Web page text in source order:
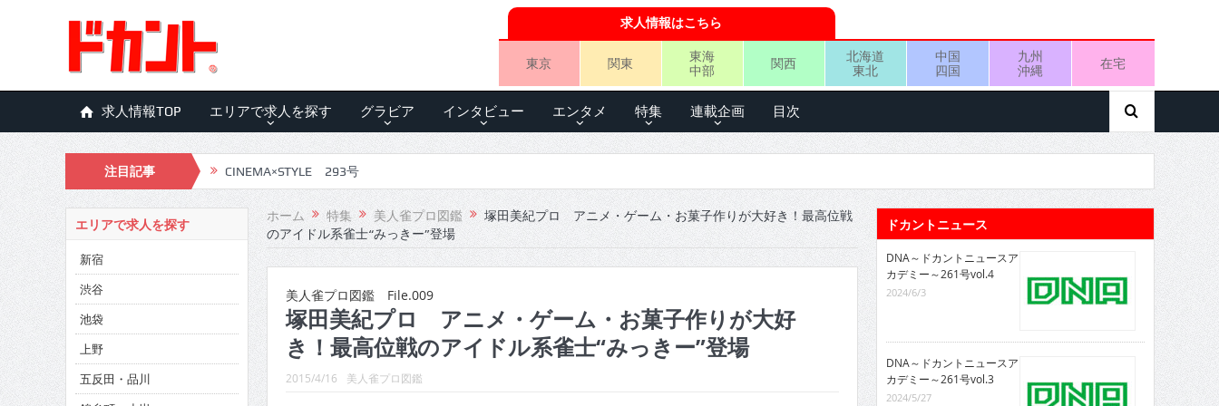
求人情報はこちら
東京 関東
東海
中部
関西
北海道
東北
中国
四国
九州
沖縄
在宅
求人情報TOP エリアで求人を探す グラビア インタビュー エンタメ 特集 連載企画 目次
注目記事 CINEMA×STYLE 293号
CINEMA×STYLE 292号
CINEMA×STYLE 291号
CINEMA×STYLE 290号
CINEMA×STYLE 289号
CINEMA×STYLE 288号
CINEMA×STYLE 287号
ホーム 特集 美人雀プロ図鑑
塚田美紀プロ アニメ・ゲーム・お菓子作りが大好き！最高位戦
のアイドル系雀士“みっきー”登場
美人雀プロ図鑑 File.009
塚田美紀プロ アニメ・ゲーム・お菓子作りが大好
き！最高位戦のアイドル系雀士“みっきー”登場
2015/4/16 美人雀プロ図鑑
エリアで求人を探す
新宿
渋谷
池袋
上野
五反田・品川
ドカントニュース
DNA～ドカントニュースア
カデミー～261号vol.4
2024/6/3
DNA～ドカントニュースア
カデミー～261号vol.3
2024/5/27